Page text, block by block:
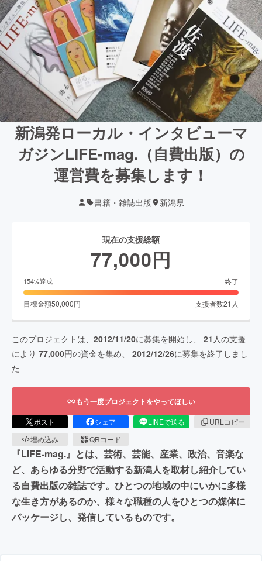
新潟発ローカル・インタビューマ
ガジンLIFE-mag.（自費出版）の
運営費を募集します！
書籍・雑誌出版 新潟県
現在の支援総額
77,000円
154%達成 終了
目標金額50,000円 支援者数21 人
このプロジェクトは、 2012/11/20に募集を開始し、 21 人の支援
により 77,000円の資金を集め、 2012/12/26に募集を終了しまし
た
もう一度プロジェクトをやってほしい
ポスト シェア LINEで送る
URLコピー
埋め込み
QRコード
『LIFE-mag.』とは、芸術、芸能、産業、政治、音楽な
ど、あらゆる分野で活動する新潟人を取材し紹介してい
る自費出版の雑誌です。ひとつの地域の中にいかに多様
な生き方があるのか、様々な職種の人をひとつの媒体に
パッケージし、発信しているものです。